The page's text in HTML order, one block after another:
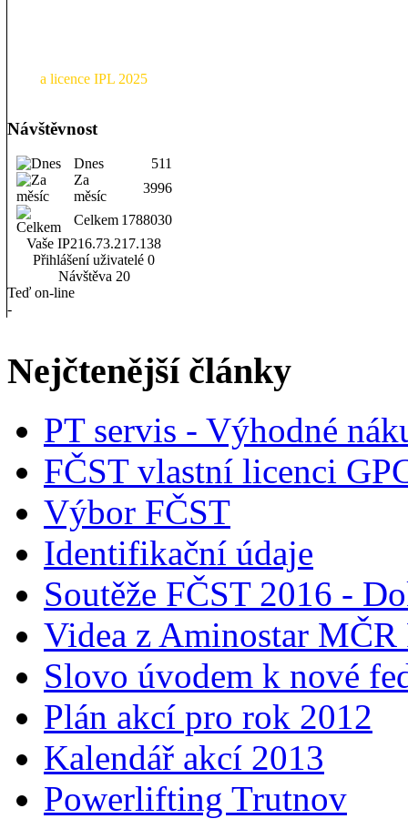
a licence IPL 2025
Návštěvnost
Dnes
511
Za
měsíc
3996
Celkem 1788030
Vaše IP216.73.217.138
Přihlášení uživatelé 0
Návštěva 20
Teď on-line
-
Nejčtenější články
PT servis - Výhodné
FČST vlastní licenci
Výbor FČST
Identifikační údaje
Soutěže FČST 2016 -
Videa z Aminostar MČR
Slovo úvodem k nové
Plán akcí pro rok 2012
Kalendář akcí 2013
Powerlifting Trutnov